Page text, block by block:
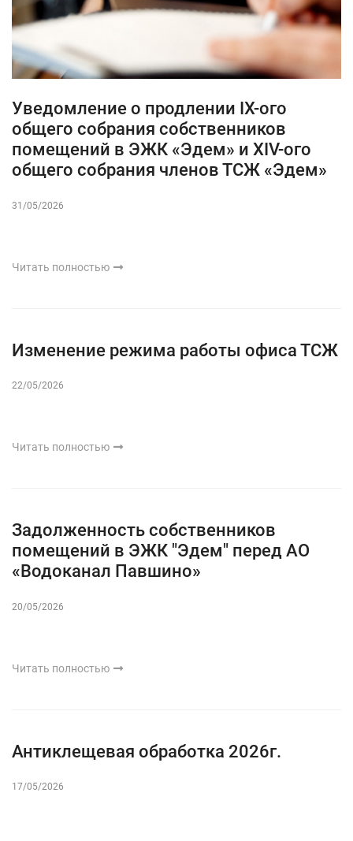
Уведомление о продлении IX-ого
общего собрания собственников
помещений в ЭЖК «Эдем» и XIV-ого
общего собрания членов ТСЖ «Эдем»
31/05/2026
Читать полностью
Изменение режима работы офиса ТСЖ
22/05/2026
Читать полностью
Задолженность собственников
помещений в ЭЖК "Эдем" перед АО
«Водоканал Павшино»
20/05/2026
Читать полностью
Антиклещевая обработка 2026г.
17/05/2026